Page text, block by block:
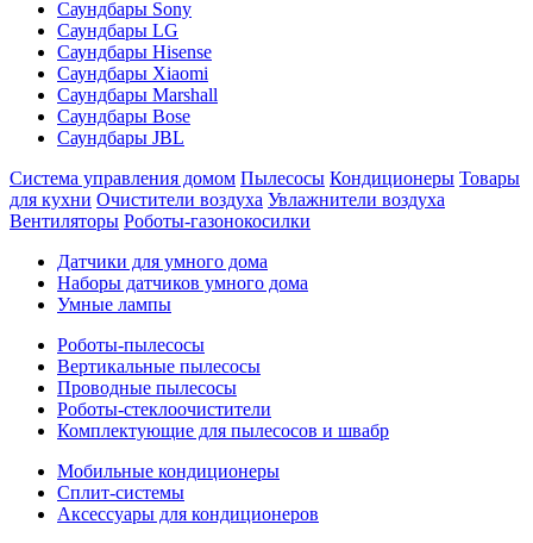
Саундбары Sony
Саундбары LG
Саундбары Hisense
Саундбары Xiaomi
Саундбары Marshall
Саундбары Bose
Саундбары JBL
Система управления домом Пылесосы Кондиционеры Товары
для кухни Очистители воздуха Увлажнители воздуха
Вентиляторы Роботы-газонокосилки
Датчики для умного дома
Наборы датчиков умного дома
Умные лампы
Роботы-пылесосы
Вертикальные пылесосы
Проводные пылесосы
Роботы-стеклоочистители
Комплектующие для пылесосов и швабр
Мобильные кондиционеры
Сплит-системы
Аксессуары для кондиционеров